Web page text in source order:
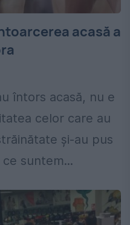
acasă a
întors acasă, nu e
celor care au
şi-au pus
suntem...